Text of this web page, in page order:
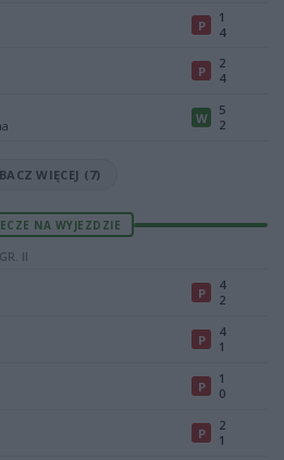
P
1
4
P
2
4
W
5
2
WIĘCEJ (7)
NA WYJEZDZIE
II
P
4
2
P
4
1
P
1
0
P
2
1